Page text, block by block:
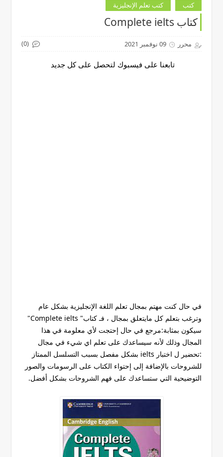
كتب كتب تعلم الإنجليزية
كتاب Complete ielts
محرر 09 نوفمبر 2021 (0)
تابعنا على فيسبوك لتحصل على كل جديد
في حال كنت مهتم بمجال تعلم اللغة الإنجليزية بشكل عام
وترغب بتعلم كل مايتعلق بمجال ، فـ كتاب" Complete ielts"
سيكون بمثابة:مرجع في حال إحتجت لأي معلومة في هذا
المجال وذلك لأنه سيساعدك على تعلم اي شيء في مجال
:تحضير ل اختبار ielts بشكل مفصل بسبب التسلسل الممتاز
للشروحات بالإضافة إلى إحتواء الكتاب على الرسومات والصور
التوضيحية التي ستساعدك على فهم الشروحات بشكل أفضل.